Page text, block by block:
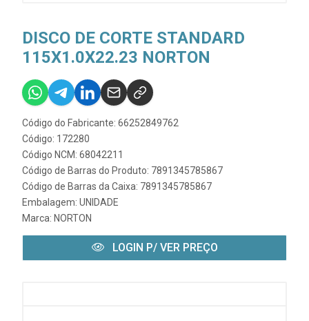
DISCO DE CORTE STANDARD
115X1.0X22.23 NORTON
Código do Fabricante: 66252849762
Código: 172280
Código NCM: 68042211
Código de Barras do Produto: 7891345785867
Código de Barras da Caixa: 7891345785867
Embalagem: UNIDADE
Marca: NORTON
LOGIN P/ VER PREÇO